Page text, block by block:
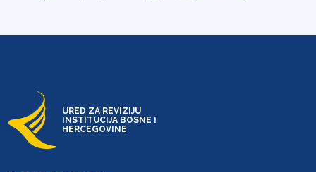
URED ZA REVIZIJU
INSTITUCIJA BOSNE I
HERCEGOVINE